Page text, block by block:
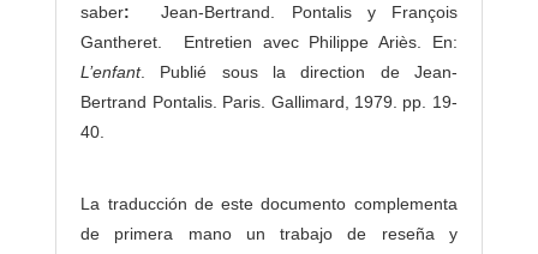
saber:
Jean-Bertrand. Pontalis y François
Gantheret. Entretien avec Philippe Ariès. En:
L’enfant. Publié sous la direction de Jean-
Bertrand Pontalis. Paris. Gallimard, 1979. pp. 19-
40.
La traducción de este documento complementa
de primera mano un trabajo de reseña y